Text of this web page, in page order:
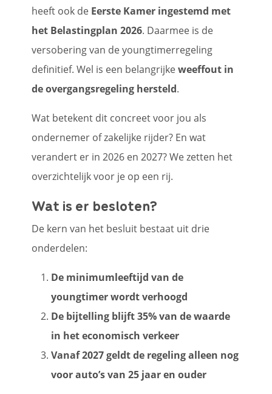
heeft ook de Eerste Kamer ingestemd met
het Belastingplan 2026. Daarmee is de
versobering van de youngtimerregeling
definitief. Wel is een belangrijkeweeffout in
de overgangsregeling hersteld.
Wat betekent dit concreet voor jou als
ondernemer of zakelijke rijder? En wat
verandert er in 2026 en 2027? We zetten het
overzichtelijk voor je op een rij.
Wat is er besloten?
De kern van het besluit bestaat uit drie
onderdelen:
De minimumleeftijd van de
youngtimer wordt verhoogd
De bijtelling blijft 35% van de waarde
in het economisch verkeer
Vanaf 2027 geldt de regeling alleen nog
voor auto’s van 25 jaar en ouder